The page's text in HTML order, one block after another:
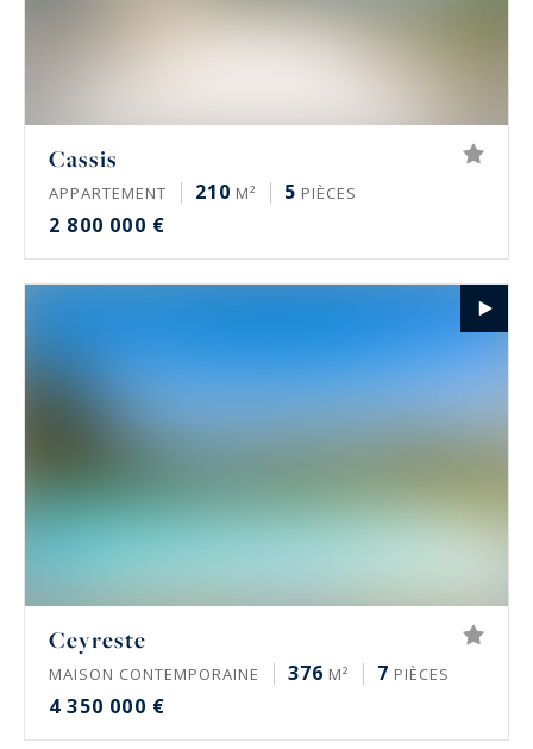
Cassis
APPARTEMENT 210 M² 5 PIÈCES
2 800 000 €
Ceyreste
MAISON CONTEMPORAINE 376 M² 7 PIÈCES
4 350 000 €